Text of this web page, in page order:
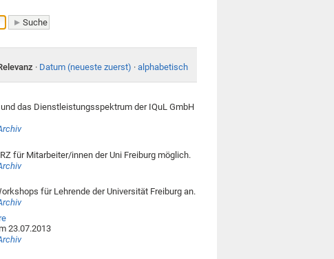
· Datum (neueste zuerst) · alphabetisch
das Dienstleistungsspektrum der IQuL GmbH
für Mitarbeiter/innen der Uni Freiburg möglich.
für Lehrende der Universität Freiburg an.
23.07.2013